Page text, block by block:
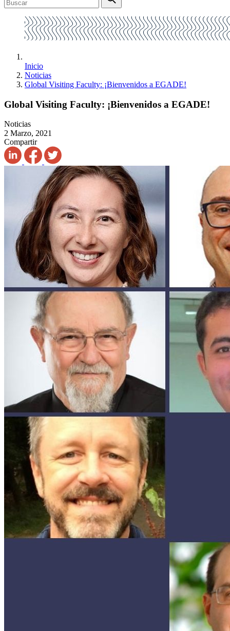
Inicio
Noticias
Global Visiting Faculty: ¡Bienvenidos a EGADE!
Global Visiting Faculty: ¡Bienvenidos a EGADE!
Noticias
2 Marzo, 2021
Compartir